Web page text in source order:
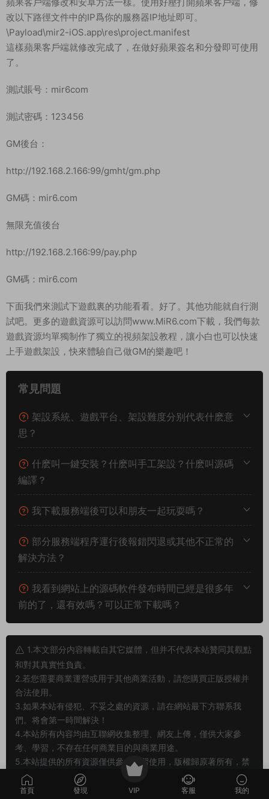
改以下路徑文件中的IP爲你的服務器IP地址即可。
\Payload\mir2-iOS.app\res\project.manifest
這樣蘋果客戶端就修改完成了，在做好蘋果簽名和分發即可使用
了。
測試賬号：mir6com
測試密碼：123456
GM後台：
http://192.168.2.166:99/gmht/gm.php
GM碼：mir6.com
無限充值後台
http://192.168.2.166:99/pay.php
GM碼：mir6.com
下面我們來測試下遊戲裏的功能看看。好了。其他功能就自行測
試吧。更多的遊戲資源可以訪問www.MiR6.com下載，我們每款
遊戲資源均單獨制作了獨立的視頻架設教程，讓小白也可以快速
上手遊戲架設，快來體驗自己做GM的樂趣吧！
常見問題
架設系統、遊戲平台、架設難度分别代表什麽意
思？
什麽叫一鍵安裝？什麽叫手工架設？什麽叫源碼
編譯？
我下載服務端後可以和朋友一起玩耍嗎？
部分服務端程序運行後報錯閃退或其他不正常的
解決方法？
我看到網站上的源碼軟件發布時間已經是很多年
前的了，還有效嗎？可以正常下載嗎？
1.本文部分内容轉載自其它媒體，但并不代表本站贊同其觀點
和對其真實性負責。
2.若您需要商業運營或用于其他商業活動，請您購買正版授權并
合法使用。
3.如果本站有侵犯、不妥之處的資源，請在網站最下方聯系我
們。将會第一時間解決！
4.本站所有内容均由互聯網收集整理、網友上傳，僅供大家參
考、學習，不存在任何商業目的與商業用途。
5.本站提供的所有資源僅供參考學習使用，版權歸原著所有，禁
止下載本站資源參與商業和非法行爲，請在24小時之内自行删
除！
首頁 發現 VIP 客服 我的